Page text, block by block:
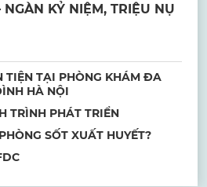
KỶ NIỆM, TRIỆU NỤ
TIỆN TẠI PHÒNG KHÁM ĐA
HÀ NỘI
TRÌNH PHÁT TRIỂN
SỐT XUẤT HUYẾT?